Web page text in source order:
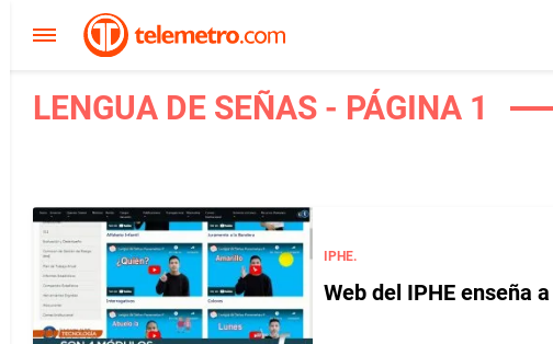
LENGUA DE SEÑAS - PÁGINA 1
IPHE.
Web del IPHE enseña